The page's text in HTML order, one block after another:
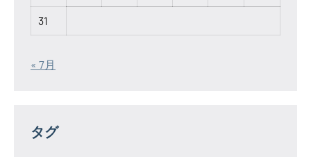
31
« 7月
タグ